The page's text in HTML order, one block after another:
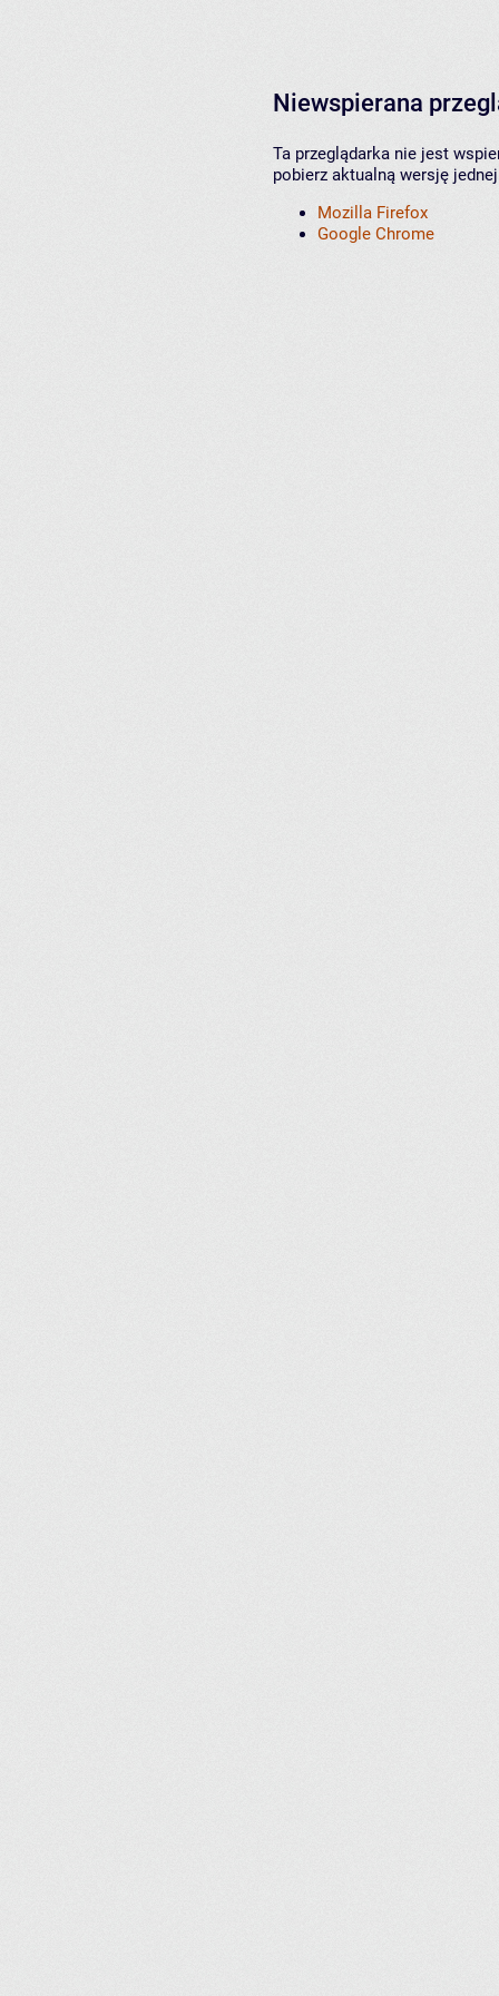
Niewspierana
Ta przeglądarka nie jest
pobierz aktualną wersję
Mozilla Firefox
Google Chrome